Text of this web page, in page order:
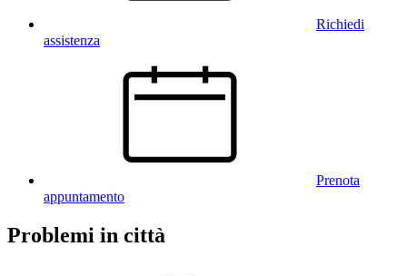
Richiedi
assistenza
Prenota
appuntamento
Problemi in città